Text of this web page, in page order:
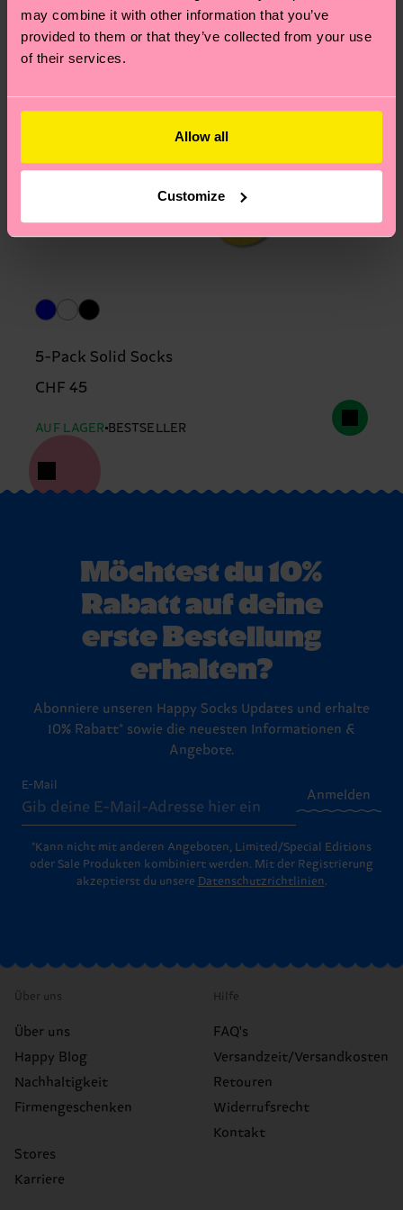
may combine it with other information that you’ve
provided to them or that they’ve collected from your use
of their services.
Allow all
Customize
5-Pack Solid Socks
CHF 45
AUF LAGER BESTSELLER
Möchtest du 10%
Rabatt auf deine
erste Bestellung
erhalten?
Abonniere unseren Happy Socks Updates und erhalte
10% Rabatt* sowie die neuesten Informationen &
Angebote.
E-Mail
Anmelden
*Kann nicht mit anderen Angeboten, Limited/Special Editions
oder Sale Produkten kombiniert werden. Mit der Registrierung
akzeptierst du unsere Datenschutzrichtlinien.
Über uns
Über uns
Happy Blog
Nachhaltigkeit
Firmengeschenken
Stores
Karriere
Hilfe
FAQ's
Versandzeit/Versandkosten
Retouren
Widerrufsrecht
Kontakt